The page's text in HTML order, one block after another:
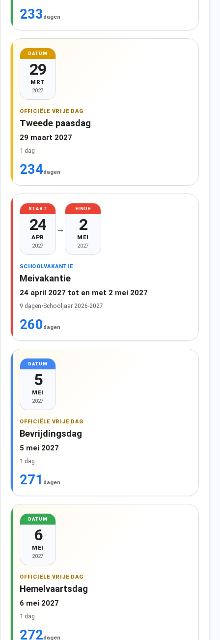
233 dagen
DATUM
29
MRT
2027
OFFICIËLE VRIJE DAG
Tweede paasdag
29 maart 2027
1 dag
234dagen
START
24
APR
2027
→
EINDE
2
MEI
2027
SCHOOLVAKANTIE
Meivakantie
24 april 2027 tot en met 2 mei 2027
9 dagen•Schooljaar 2026-2027
260 dagen
DATUM
5
MEI
2027
OFFICIËLE VRIJE DAG
Bevrijdingsdag
5 mei 2027
1 dag
271 dagen
DATUM
6
MEI
2027
OFFICIËLE VRIJE DAG
Hemelvaartsdag
6 mei 2027
1 dag
272dagen